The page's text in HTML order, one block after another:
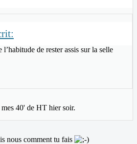
de rester assis sur la selle
40' de HT hier soir.
nous comment tu fais